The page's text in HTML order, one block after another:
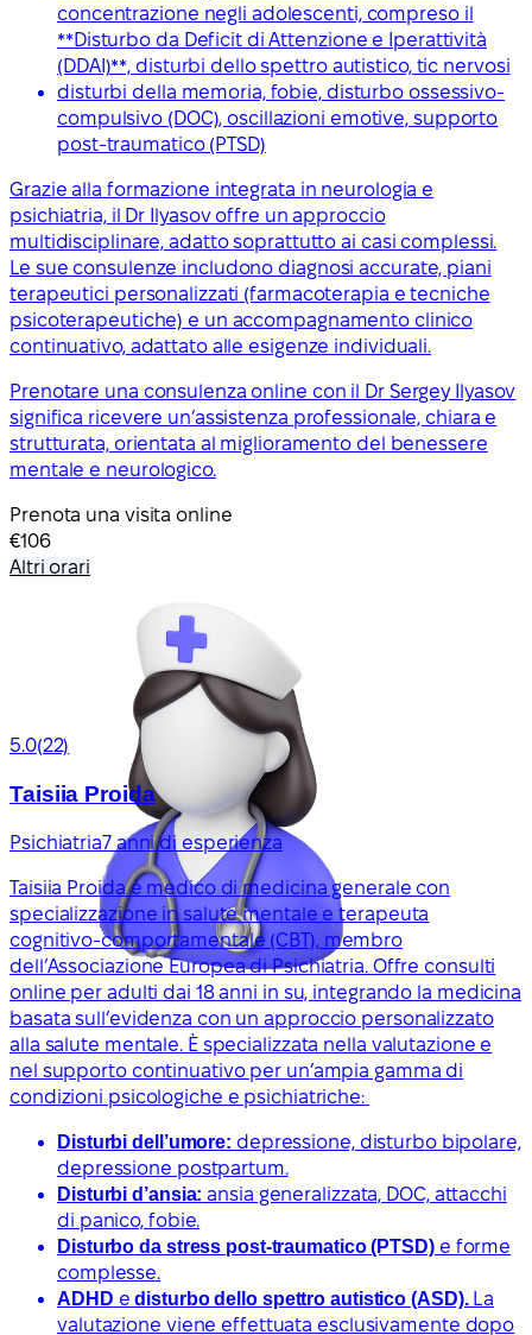
concentrazione negli adolescenti, compreso il
**Disturbo da Deficit di Attenzione e Iperattività
(DDAI)**, disturbi dello spettro autistico, tic nervosi
disturbi della memoria, fobie, disturbo ossessivo-
compulsivo (DOC), oscillazioni emotive, supporto
post-traumatico (PTSD)
Grazie alla formazione integrata in neurologia e
psichiatria, il Dr Ilyasov offre un approccio
multidisciplinare, adatto soprattutto ai casi complessi.
Le sue consulenze includono diagnosi accurate, piani
terapeutici personalizzati (farmacoterapia e tecniche
psicoterapeutiche) e un accompagnamento clinico
continuativo, adattato alle esigenze individuali.
Prenotare una consulenza online con il Dr Sergey Ilyasov
significa ricevere un’assistenza professionale, chiara e
strutturata, orientata al miglioramento del benessere
mentale e neurologico.
Prenota una visita online
€106
Altri orari
5.0(22)
Taisiia Proida
Psichiatria7 anni di esperienza
Taisiia Proida è medico di medicina generale con
specializzazione in salute mentale e terapeuta
cognitivo-comportamentale (CBT), membro
dell’Associazione Europea di Psichiatria. Offre consulti
online per adulti dai 18 anni in su, integrando la medicina
basata sull’evidenza con un approccio personalizzato
alla salute mentale. È specializzata nella valutazione e
nel supporto continuativo per un’ampia gamma di
condizioni psicologiche e psichiatriche:
Disturbi dell’umore: depressione, disturbo bipolare,
depressione postpartum.
Disturbi d’ansia: ansia generalizzata, DOC, attacchi
di panico, fobie.
Disturbo da stress post-traumatico (PTSD)e forme
complesse.
ADHD edisturbo dello spettro autistico (ASD).La
valutazione viene effettuata esclusivamente dopo